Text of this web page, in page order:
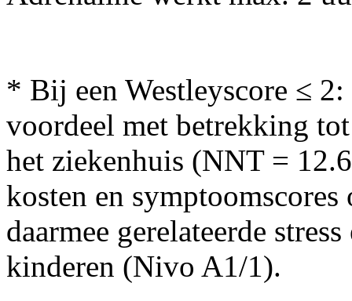
* Bij een Westleyscore ≤ 2:
voordeel met betrekking
het ziekenhuis (NNT =
kosten en
daarmee gerelateerde
kinderen (Nivo A1/1).